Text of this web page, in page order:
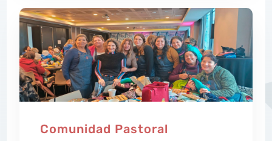
Comunidad Pastoral